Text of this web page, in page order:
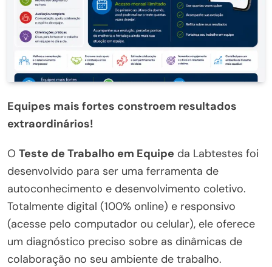
Equipes mais fortes constroem resultados
extraordinários!
O Teste de Trabalho em Equipe da Labtestes foi
desenvolvido para ser uma ferramenta de
autoconhecimento e desenvolvimento coletivo.
Totalmente digital (100% online) e responsivo
(acesse pelo computador ou celular), ele oferece
um diagnóstico preciso sobre as dinâmicas de
colaboração no seu ambiente de trabalho.